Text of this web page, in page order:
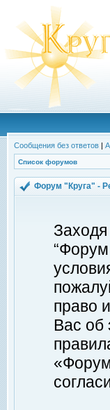
Сообщения без ответов |
Список форумов
Форум "Круга" -
право
Вас об